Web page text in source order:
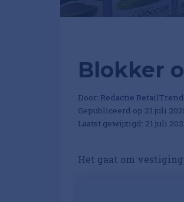
Blokker
Door: Redactie
Gepubliceerd op 21 juli
Laatst gewijzigd: 21 juli
Het gaat om